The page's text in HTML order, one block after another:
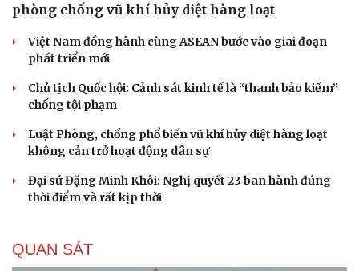
phòng chống vũ khí hủy diệt hàng loạt
Việt Nam đồng hành cùng ASEAN bước vào giai đoạn
phát triển mới
Chủ tịch Quốc hội: Cảnh sát kinh tế là “thanh bảo kiếm”
chống tội phạm
Luật Phòng, chống phổ biến vũ khí hủy diệt hàng loạt
không cản trở hoạt động dân sự
Đại sứ Đặng Minh Khôi: Nghị quyết 23 ban hành đúng
thời điểm và rất kịp thời
QUAN SÁT